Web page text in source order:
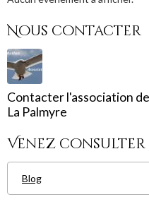
Nous contacter
Contacter l'association
La Palmyre
Venez
Blog